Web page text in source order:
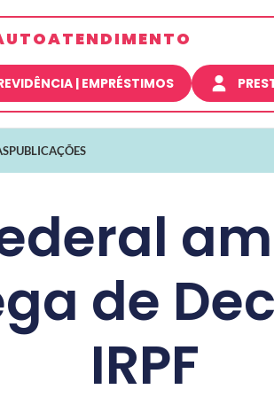
| EMPRÉSTIMOS
PUBLICAÇÕES
de
IRPF